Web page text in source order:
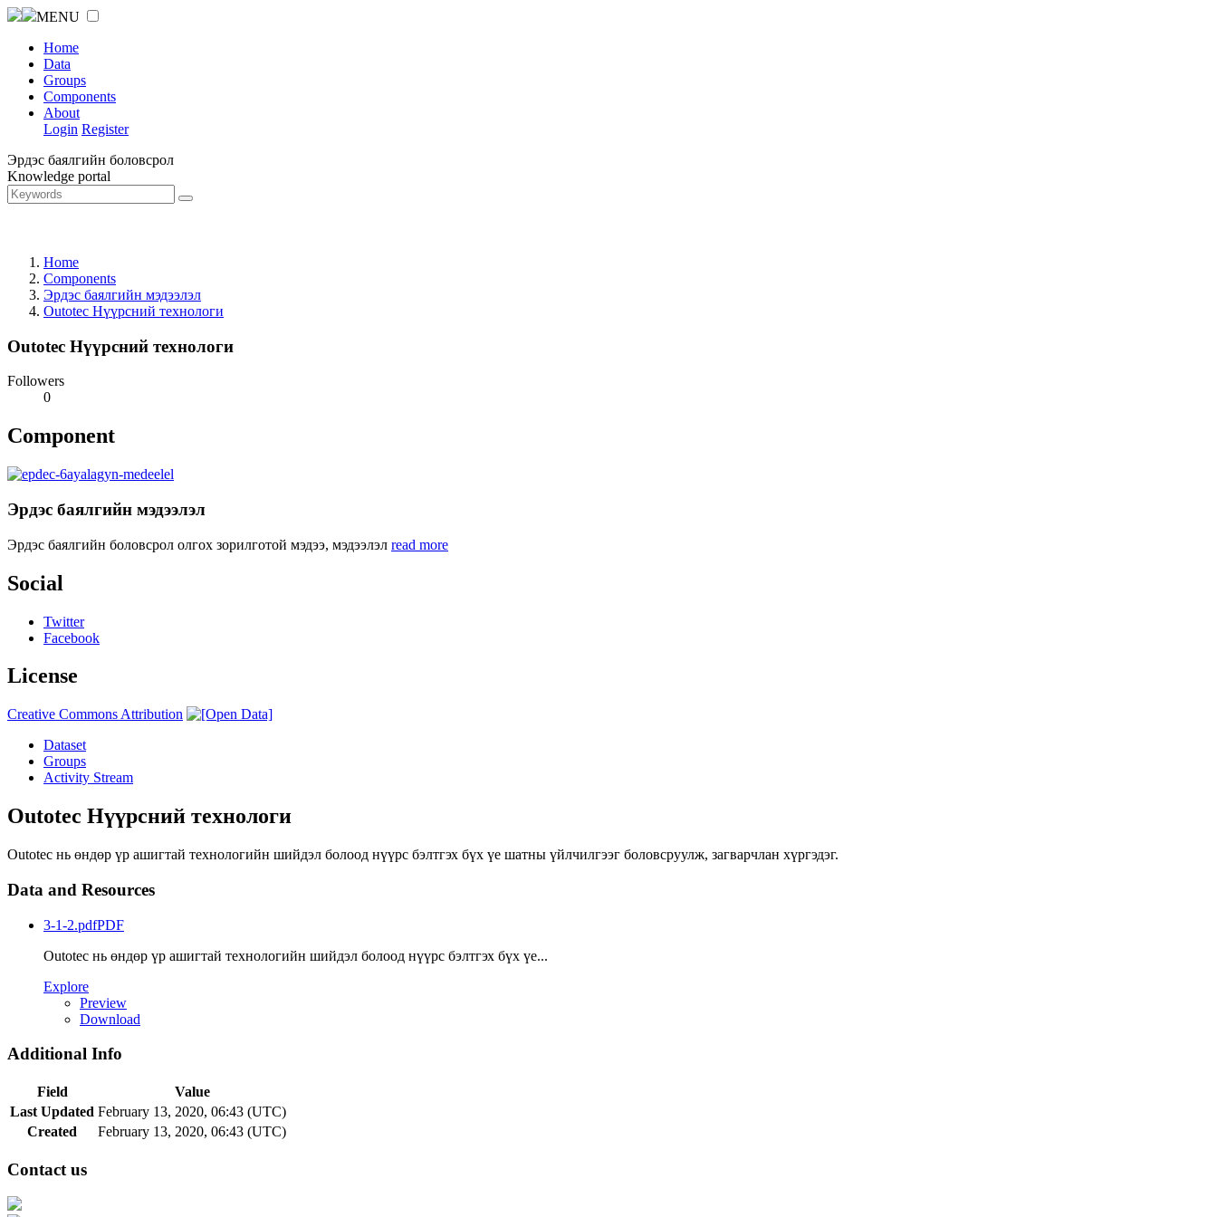
MENU
Home
Data
Groups
Components
About
Login Register
Эрдэс баялгийн боловсрол
Knowledge portal
Home
Components
Эрдэс баялгийн мэдээлэл
Outotec Нүүрсний технологи
Outotec Нүүрсний технологи
Followers
0
Component
Эрдэс баялгийн мэдээлэл
Эрдэс баялгийн боловсрол олгох зорилготой мэдээ, мэдээлэл read more
Social
Twitter
Facebook
License
Creative Commons Attribution
Dataset
Groups
Activity Stream
Outotec Нүүрсний технологи
Outotec нь өндөр үр ашигтай технологийн шийдэл болоод нүүрс бэлтгэх бүх үе шатны үйлчилгээг боловсруулж, загварчлан хүргэдэг.
Data and Resources
3-1-2.pdfPDF
Outotec нь өндөр үр ашигтай технологийн шийдэл болоод нүүрс бэлтгэх бүх үе...
Explore
Preview
Download
Additional Info
Field
Value
Last Updated February 13, 2020, 06:43 (UTC)
Created
February 13, 2020, 06:43 (UTC)
Contact us